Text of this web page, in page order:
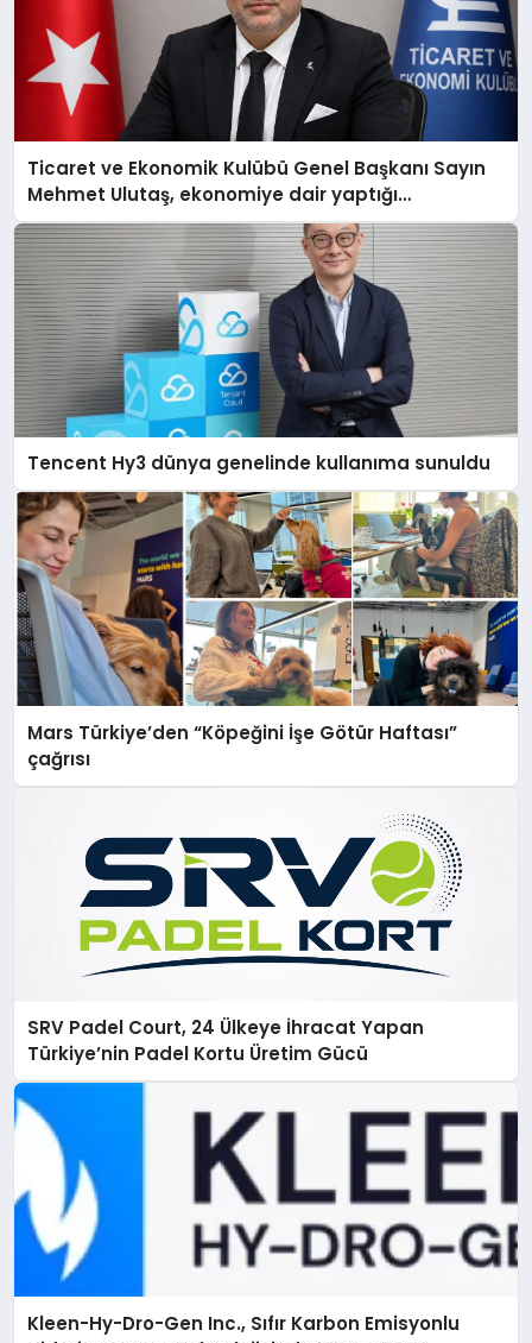
Ticaret ve Ekonomik Kulübü Genel Başkanı Sayın
Mehmet Ulutaş, ekonomiye dair yaptığı
açıklamada şunları kaydetti:
Tencent Hy3 dünya genelinde kullanıma sunuldu
Mars Türkiye’den “Köpeğini İşe Götür Haftası”
çağrısı
SRV Padel Court, 24 Ülkeye İhracat Yapan
Türkiye’nin Padel Kortu Üretim Gücü
Kleen-Hy-Dro-Gen Inc., Sıfır Karbon Emisyonlu